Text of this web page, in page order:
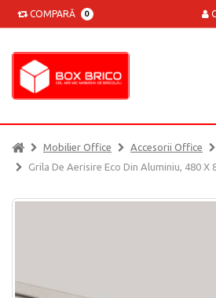
COMPARĂ 0
Mobilier Office Accesorii Office
Grila De Aerisire Eco Din Aluminiu, 480 X